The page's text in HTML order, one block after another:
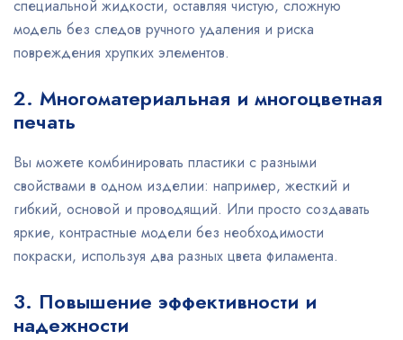
специальной жидкости, оставляя чистую, сложную
модель без следов ручного удаления и риска
повреждения хрупких элементов.
2. Многоматериальная и многоцветная
печать
Вы можете комбинировать пластики с разными
свойствами в одном изделии: например, жесткий и
гибкий, основой и проводящий. Или просто создавать
яркие, контрастные модели без необходимости
покраски, используя два разных цвета филамента.
3. Повышение эффективности и
надежности